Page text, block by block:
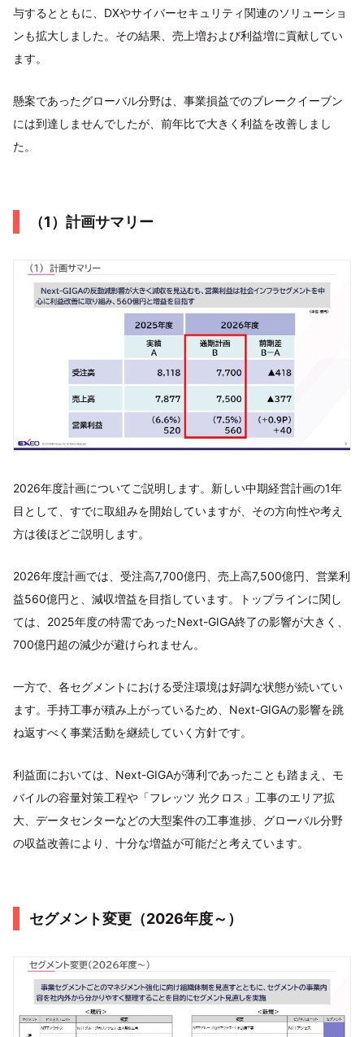
与するとともに、DXやサイバーセキュリティ関連のソリューショ
ンも拡大しました。その結果、売上増および利益増に貢献してい
ます。
懸案であったグローバル分野は、事業損益でのブレークイーブン
には到達しませんでしたが、前年比で大きく利益を改善しまし
た。
（1）計画サマリー
2026年度計画についてご説明します。新しい中期経営計画の1年
目として、すでに取組みを開始していますが、その方向性や考え
方は後ほどご説明します。
2026年度計画では、受注高7,700億円、売上高7,500億円、営業利
益560億円と、減収増益を目指しています。トップラインに関し
ては、2025年度の特需であったNext-GIGA終了の影響が大きく、
700億円超の減少が避けられません。
一方で、各セグメントにおける受注環境は好調な状態が続いてい
ます。手持工事が積み上がっているため、Next-GIGAの影響を跳
ね返すべく事業活動を継続していく方針です。
利益面においては、Next-GIGAが薄利であったことも踏まえ、モ
バイルの容量対策工程や「フレッツ 光クロス」工事のエリア拡
大、データセンターなどの大型案件の工事進捗、グローバル分野
の収益改善により、十分な増益が可能だと考えています。
セグメント変更（2026年度～）